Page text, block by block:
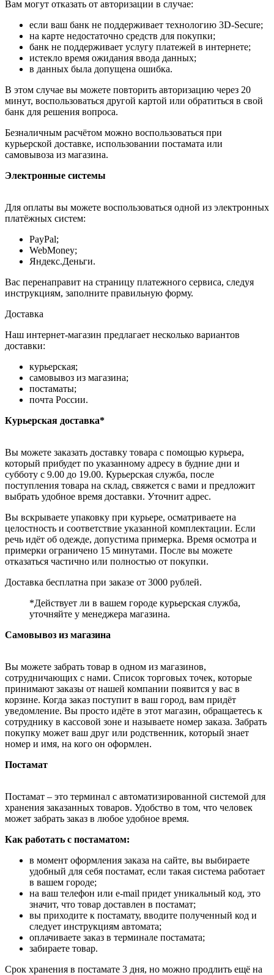
Вам могут отказать от авторизации в случае:
если ваш банк не поддерживает технологию 3D-Secure;
на карте недостаточно средств для покупки;
банк не поддерживает услугу платежей в интернете;
истекло время ожидания ввода данных;
в данных была допущена ошибка.
В этом случае вы можете повторить авторизацию через 20
минут, воспользоваться другой картой или обратиться в свой
банк для решения вопроса.
Безналичным расчётом можно воспользоваться при
курьерской доставке, использовании постамата или
самовывоза из магазина.
Электронные системы
Для оплаты вы можете воспользоваться одной из электронных
платёжных систем:
PayPal;
WebMoney;
Яндекс.Деньги.
Вас перенаправит на страницу платежного сервиса, следуя
инструкциям, заполните правильную форму.
Доставка
Наш интернет-магазин предлагает несколько вариантов
доставки:
курьерская;
самовывоз из магазина;
постаматы;
почта России.
Курьерская доставка*
Вы можете заказать доставку товара с помощью курьера,
который прибудет по указанному адресу в будние дни и
субботу с 9.00 до 19.00. Курьерская служба, после
поступления товара на склад, свяжется с вами и предложит
выбрать удобное время доставки. Уточнит адрес.
Вы вскрываете упаковку при курьере, осматриваете на
целостность и соответствие указанной комплектации. Если
речь идёт об одежде, допустима примерка. Время осмотра и
примерки ограничено 15 минутами. После вы можете
отказаться частично или полностью от покупки.
Доставка бесплатна при заказе от 3000 рублей.
*Действует ли в вашем городе курьерская служба,
уточняйте у менеджера магазина.
Самовывоз из магазина
Вы можете забрать товар в одном из магазинов,
сотрудничающих с нами. Список торговых точек, которые
принимают заказы от нашей компании появится у вас в
корзине. Когда заказ поступит в ваш город, вам придёт
уведомление. Вы просто идёте в этот магазин, обращаетесь к
сотруднику в кассовой зоне и называете номер заказа. Забрать
покупку может ваш друг или родственник, который знает
номер и имя, на кого он оформлен.
Постамат
Постамат – это терминал с автоматизированной системой для
хранения заказанных товаров. Удобство в том, что человек
может забрать заказ в любое удобное время.
Как работать с постаматом:
в момент оформления заказа на сайте, вы выбираете
удобный для себя постамат, если такая система работает
в вашем городе;
на ваш телефон или e-mail придет уникальный код, это
значит, что товар доставлен в постамат;
вы приходите к постамату, вводите полученный код и
следует инструкциям автомата;
оплачиваете заказ в терминале постамата;
забираете товар.
Срок хранения в постамате 3 дня, но можно продлить ещё на